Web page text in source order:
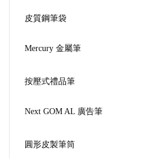
皮質鋼筆袋
Mercury 金屬筆
按壓式禮品筆
Next GOM AL 廣告筆
圓形皮製筆筒